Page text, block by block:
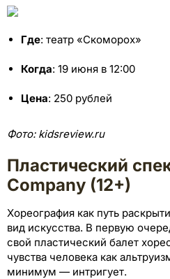
Где: театр «Скоморох»
Когда: 19 июня в 12:00
Цена: 250 рублей
Фото: kidsreview.ru
Пластический
Company (12+)
Хореография как путь
вид искусства. В первую
свой пластический балет
чувства человека как
минимум — интригует.